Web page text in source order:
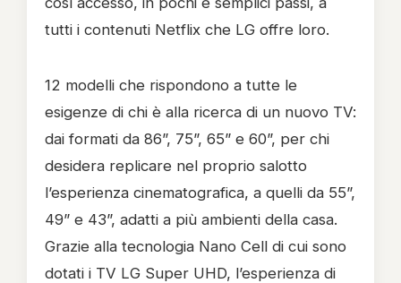
tutti i contenuti Netflix che LG offre loro.
12 modelli che rispondono a tutte le
esigenze di chi è alla ricerca di un nuovo TV:
dai formati da 86”, 75”, 65” e 60”, per chi
desidera replicare nel proprio salotto
l’esperienza cinematografica, a quelli da 55”,
49” e 43”, adatti a più ambienti della casa.
Grazie alla tecnologia Nano Cell di cui sono
dotati i TV LG Super UHD, l’esperienza di